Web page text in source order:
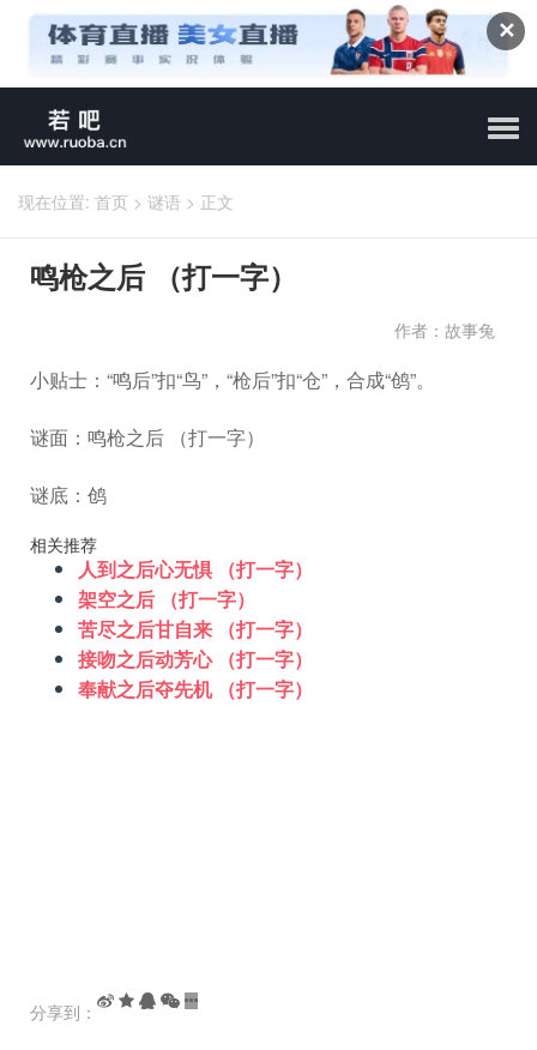
✕
现在位置: 首页 > 谜语 > 正文
鸣枪之后 （打一字）
作者：故事兔
小贴士：“鸣后”扣“鸟”，“枪后”扣“仓”，合成“鸧”。
谜面：鸣枪之后 （打一字）
谜底：鸧
相关推荐
人到之后心无惧 （打一字）
架空之后 （打一字）
苦尽之后甘自来 （打一字）
接吻之后动芳心 （打一字）
奉献之后夺先机 （打一字）
分享到：